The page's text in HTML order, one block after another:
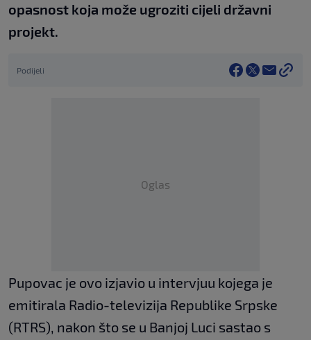
opasnost koja može ugroziti cijeli državni
projekt.
Podijeli
Oglas
Pupovac je ovo izjavio u intervjuu kojega je
emitirala Radio-televizija Republike Srpske
(RTRS), nakon što se u Banjoj Luci sastao s